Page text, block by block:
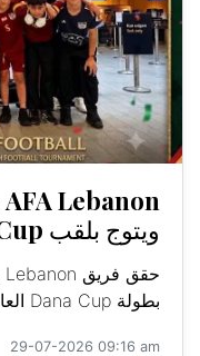
ويتوج بلقب Dana Cup العالمية
بطولة Dana Cup العالمية في الدنمارك لفئة...
29-07-2026 09:16 am